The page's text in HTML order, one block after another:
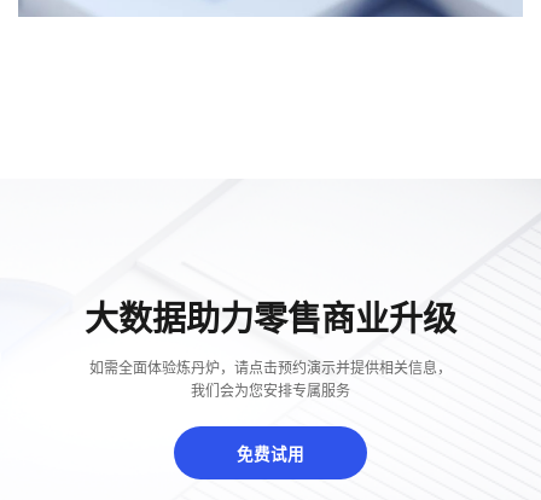
大数据助力零售商业升级
如需全面体验炼丹炉，请点击预约演示并提供相关信息，
我们会为您安排专属服务
免费试用